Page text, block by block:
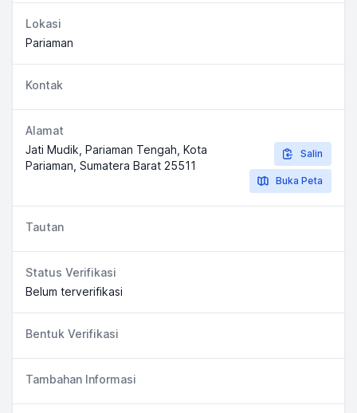
Lokasi
Pariaman
Kontak
Alamat
Jati Mudik, Pariaman Tengah, Kota
Pariaman, Sumatera Barat 25511
Salin
Buka Peta
Tautan
Status Verifikasi
Belum terverifikasi
Bentuk Verifikasi
Tambahan Informasi